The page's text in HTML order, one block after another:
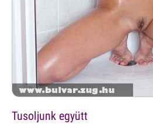
Tusoljunk együtt